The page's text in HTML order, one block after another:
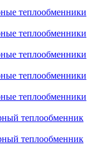
теплообменники
теплообменники
теплообменники
теплообменники
теплообменники
теплообменник
теплообменник